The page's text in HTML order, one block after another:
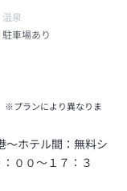
温泉
駐車場あり
※プランにより異なりま
～ホテル間：無料シ
００～１７：３